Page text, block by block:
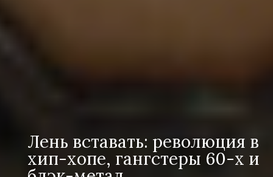
Лень вставать: революция в
хип-хопе, гангстеры 60-х и